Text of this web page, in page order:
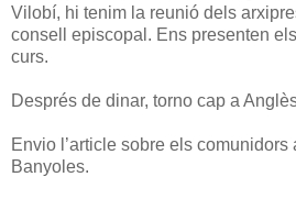
Vilobí, hi tenim la reunió dels
consell episcopal. Ens presenten
curs.
Després de dinar, torno cap a
Envio l’article sobre els comunidors
Banyoles.